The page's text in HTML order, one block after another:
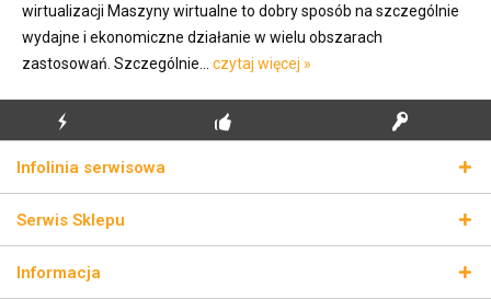
wirtualizacji Maszyny wirtualne to dobry sposób na szczególnie
wydajne i ekonomiczne działanie w wielu obszarach
zastosowań. Szczególnie... czytaj więcej »
WYSYŁKA
Infolinia serwisowa
Serwis Sklepu
Informacja